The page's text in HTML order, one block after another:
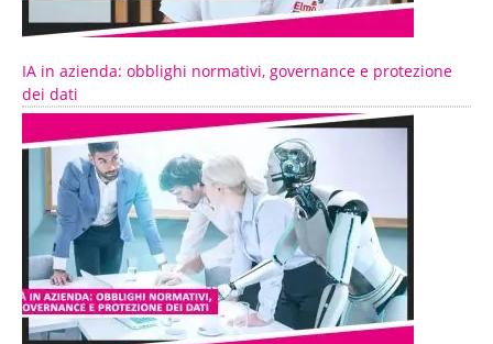
IA in azienda: obblighi normativi, governance e protezione
dei dati